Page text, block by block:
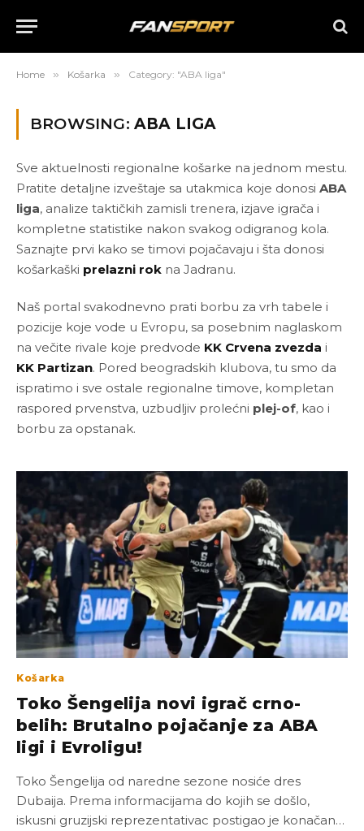
Home » Košarka » Category: "ABA liga"
BROWSING: ABA LIGA
Sve aktuelnosti regionalne košarke na jednom mestu.
Pratite detaljne izveštaje sa utakmica koje donosi ABA
liga, analize taktičkih zamisli trenera, izjave igrača i
kompletne statistike nakon svakog odigranog kola.
Saznajte prvi kako se timovi pojačavaju i šta donosi
košarkaški prelazni rok na Jadranu.
Naš portal svakodnevno prati borbu za vrh tabele i
pozicije koje vode u Evropu, sa posebnim naglaskom
na večite rivale koje predvode KK Crvena zvezda i
KK Partizan. Pored beogradskih klubova, tu smo da
ispratimo i sve ostale regionalne timove, kompletan
raspored prvenstva, uzbudljiv prolećni plej-of, kao i
borbu za opstanak.
Košarka
Toko Šengelija novi igrač crno-
belih: Brutalno pojačanje za ABA
ligi i Evroligu!
Toko Šengelija od naredne sezone nosiće dres
Dubaija. Prema informacijama do kojih se došlo,
iskusni gruzijski reprezentativac postigao je konačan…